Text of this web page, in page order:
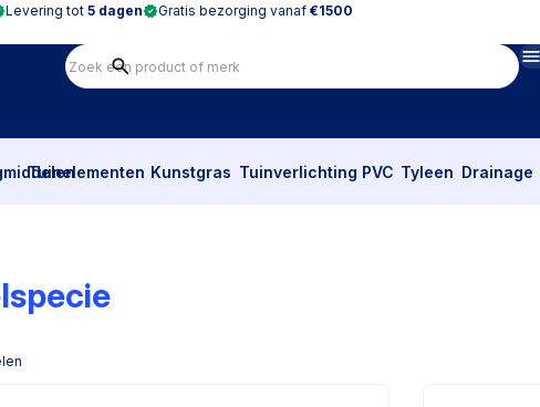
Levering tot 5 dagen Gratis bezorging vanaf €1500
Tuinelementen Kunstgras Tuinverlichting PVC Tyleen Drainage